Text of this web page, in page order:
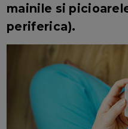
mainile si
periferica).